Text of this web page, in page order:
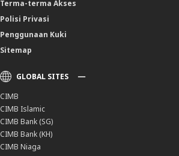
Terma-terma Akses
Polisi Privasi
Penggunaan Kuki
Sitemap
GLOBAL SITES
CIMB
CIMB Islamic
CIMB Bank (SG)
CIMB Bank (KH)
CIMB Niaga